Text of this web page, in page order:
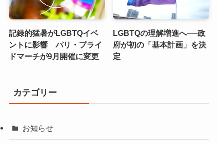
記録的猛暑がLGBTQイベ
ントに影響 パリ・プライ
ドマーチが9月開催に変更
LGBTQの理解増進へ──政
府が初の「基本計画」を決
定
カテゴリー
お知らせ